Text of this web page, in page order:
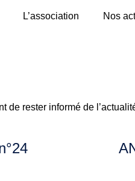
L’association Nos
rester informé de